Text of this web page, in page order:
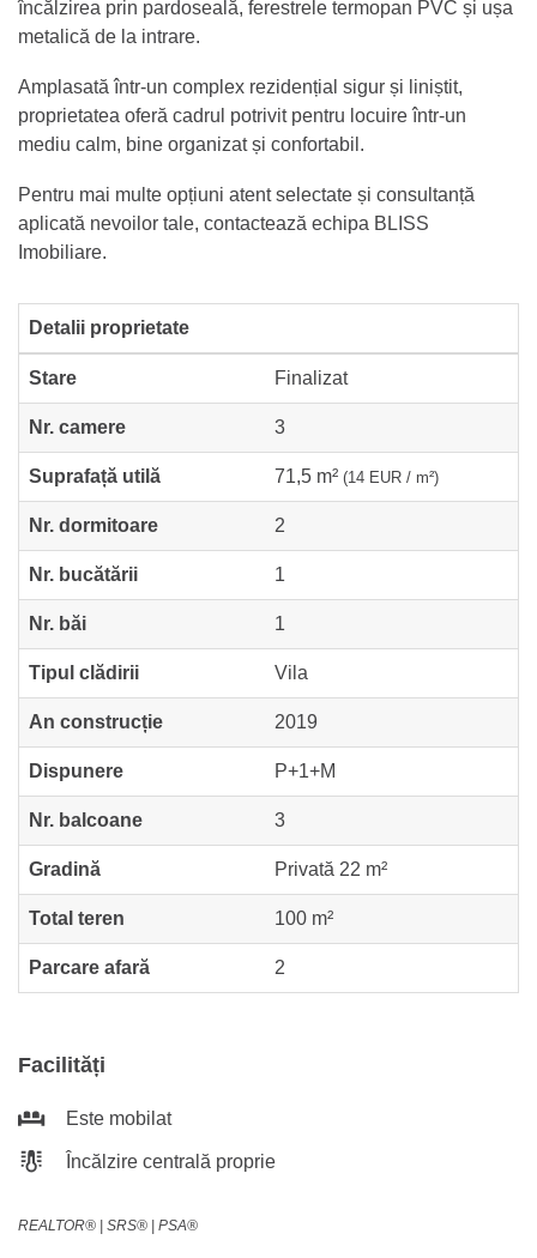
încălzirea prin pardoseală, ferestrele termopan PVC și ușa
metalică de la intrare.
Amplasată într-un complex rezidențial sigur și liniștit,
proprietatea oferă cadrul potrivit pentru locuire într-un
mediu calm, bine organizat și confortabil.
Pentru mai multe opțiuni atent selectate și consultanță
aplicată nevoilor tale, contactează echipa BLISS
Imobiliare.
Detalii proprietate
Stare Finalizat
Nr. camere 3
Suprafață utilă 71,5 m² (14 EUR / m²)
Nr. dormitoare 2
Nr. bucătării 1
Nr. băi 1
Tipul clădirii Vila
An construcție 2019
Dispunere P+1+M
Nr. balcoane 3
Gradină Privată 22 m²
Total teren 100 m²
Parcare afară 2
Facilități
Este mobilat
Încălzire centrală proprie
REALTOR®️ | SRS®️ | PSA®️